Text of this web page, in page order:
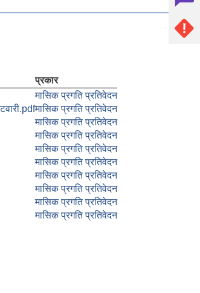
प्रकार
मासिक प्रगति प्रतिवेदन
मासिक प्रगति प्रतिवेदन
मासिक प्रगति प्रतिवेदन
मासिक प्रगति प्रतिवेदन
मासिक प्रगति प्रतिवेदन
मासिक प्रगति प्रतिवेदन
मासिक प्रगति प्रतिवेदन
मासिक प्रगति प्रतिवेदन
मासिक प्रगति प्रतिवेदन
मासिक प्रगति प्रतिवेदन